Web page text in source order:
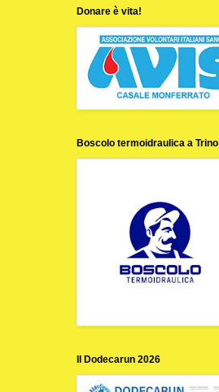
Donare è vita!
Boscolo termoidraulica a Trino
Il Dodecarun 2026